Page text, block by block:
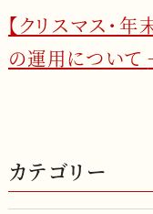
o
k
【クリスマス・年
の運用について
カテゴリー